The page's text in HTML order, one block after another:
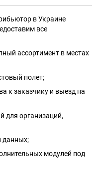
в Украине
все
ассортимент в местах
полет;
к заказчику и выезд на
для организаций,
данных;
модулей под